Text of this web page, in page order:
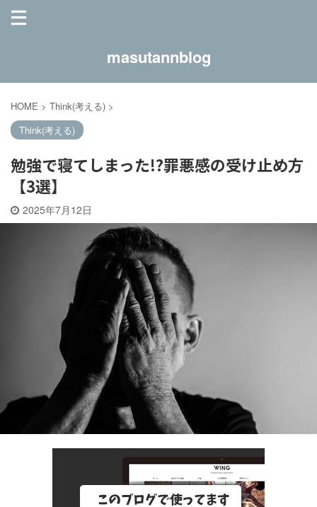
masutannblog
HOME > Think(考える) >
Think(考える)
勉強で寝てしまった!?罪悪感の受け止め方
【3選】
2025年7月12日